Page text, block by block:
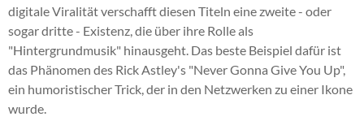
digitale Viralität verschafft diesen Titeln eine zweite - oder
sogar dritte - Existenz, die über ihre Rolle als
"Hintergrundmusik" hinausgeht. Das beste Beispiel dafür ist
das Phänomen des Rick Astley's "Never Gonna Give You Up",
ein humoristischer Trick, der in den Netzwerken zu einer Ikone
wurde.